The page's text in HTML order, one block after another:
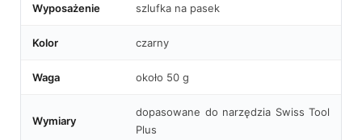
Wyposażenie szlufka na pasek
Kolor czarny
Waga około 50 g
Wymiary
dopasowane do narzędzia Swiss Tool
Plus